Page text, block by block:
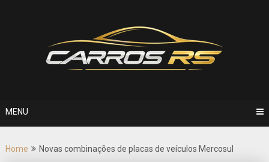
MENU
Home Novas combinações de placas de veículos Mercosul